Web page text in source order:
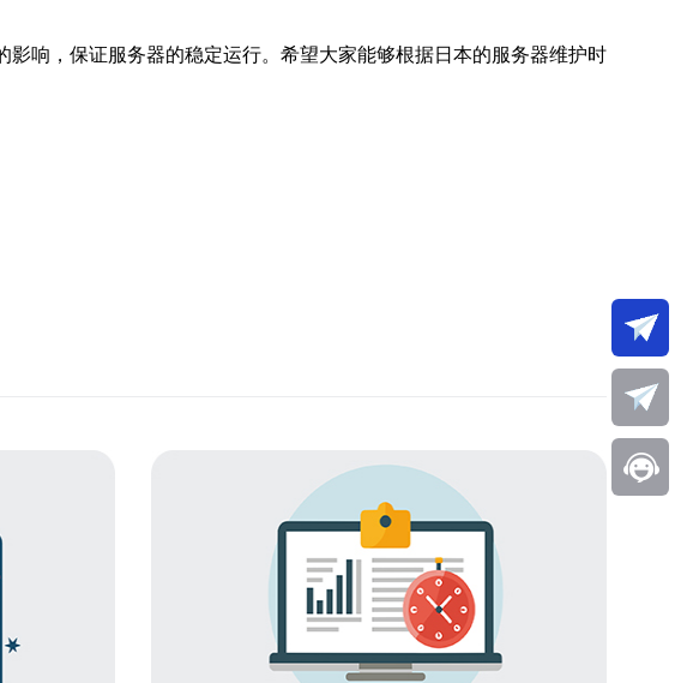
响，保证服务器的稳定运行。希望大家能够根据日本的服务器维护时